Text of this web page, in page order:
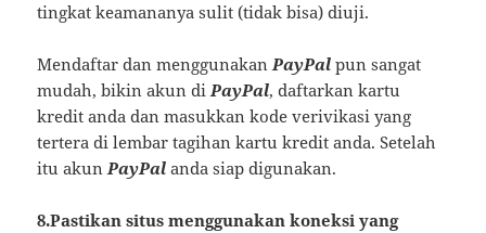
tingkat keamananya sulit (tidak bisa) diuji.
Mendaftar dan menggunakanPayPal pun sangat
mudah, bikin akun diPayPal, daftarkan kartu
kredit anda dan masukkan kode verivikasi yang
tertera di lembar tagihan kartu kredit anda. Setelah
itu akunPayPal anda siap digunakan.
8.Pastikan situs menggunakan koneksi yang